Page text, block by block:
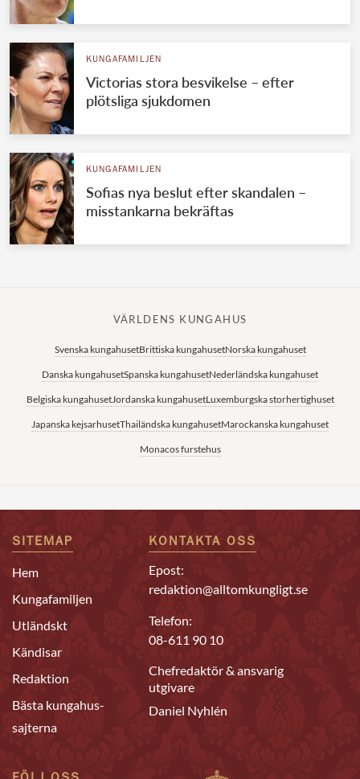
KUNGAFAMILJEN
Victorias stora besvikelse – efter
plötsliga sjukdomen
KUNGAFAMILJEN
Sofias nya beslut efter skandalen –
misstankarna bekräftas
VÄRLDENS KUNGAHUS
Svenska kungahusetBrittiska kungahusetNorska kungahuset
Danska kungahusetSpanska kungahusetNederländska kungahuset
Belgiska kungahusetJordanska kungahusetLuxemburgska storhertighuset
Japanska kejsarhusetThailändska kungahusetMarockanska kungahuset
Monacos furstehus
SITEMAP
Hem
Kungafamiljen
Utländskt
Kändisar
Redaktion
Bästa kungahus-
sajterna
KONTAKTA OSS
Epost:
redaktion@alltomkungligt.se
Telefon:
08-611 90 10
Chefredaktör & ansvarig
utgivare
Daniel Nyhlén